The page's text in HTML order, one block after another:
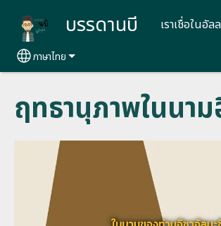
บรรดานบี เราเชื่อในอั
Select your language
ภาษาไทย
ฤทธานุภาพในนา